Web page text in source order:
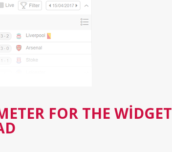
FOR THE WIDGET